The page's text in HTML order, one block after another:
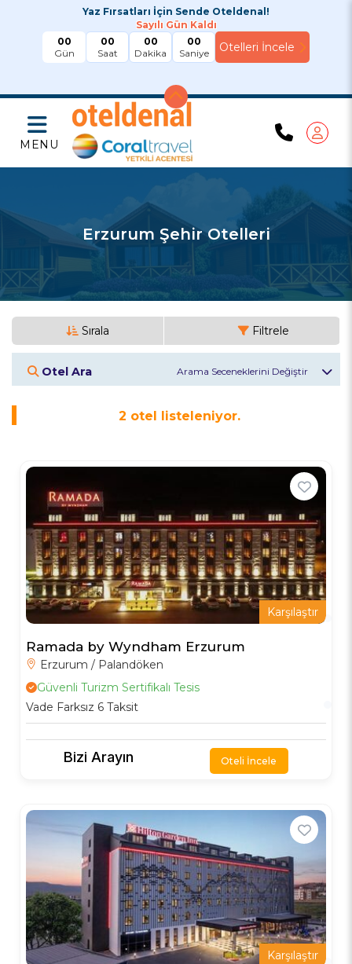
Yaz Fırsatları İçin Sende Oteldenal!
Sayılı Gün Kaldı
00
Gün
00
Saat
00
Dakika
00
Saniye
MENU
Erzurum Şehir Otelleri
Sırala Filtrele
Otel Ara
Misafirler
Yetişkin
Otelleri Keşfet
2 otel listeleniyor.
Karşılaştır
Ramada by Wyndham Erzurum
Erzurum / Palandöken
Güvenli Turizm Sertifikalı Tesis
Vade Farksız 6 Taksit
Bizi Arayın Oteli İncele
Karşılaştır